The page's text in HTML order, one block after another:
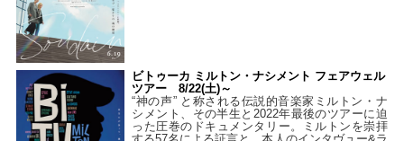
ビトゥーカ ミルトン・ナシメント フェアウェル
ツアー 8/22(土)～
“神の声” と称される伝説的音楽家ミルトン・ナ
シメント、その半生と2022年最後のツアーに迫
った圧巻のドキュメンタリー。ミルトンを崇拝